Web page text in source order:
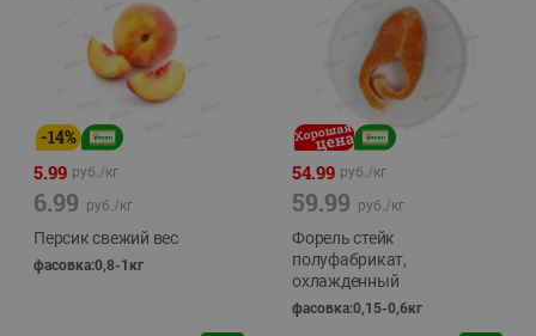
-14%
5.99 руб./кг
6.99 руб./кг
Персик свежий вес
фасовка:0,8-1кг
54.99 руб./кг
59.99 руб./кг
Форель стейк
полуфабрикат,
охлажденный
фасовка:0,15-0,6кг